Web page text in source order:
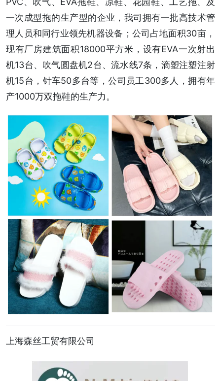
一次成型拖的生产型的企业，我司拥有一批高技术管
理人员和同行业领先机器设备；公司占地面积30亩，
现有厂房建筑面积18000平方米，设有EVA一次射出
机13台、吹气圆盘机2台、流水线7条，滴塑注塑注射
机15台，针车50多台等，公司员工300多人，拥有年
产1000万双拖鞋的生产力。
上海森丝工贸有限公司